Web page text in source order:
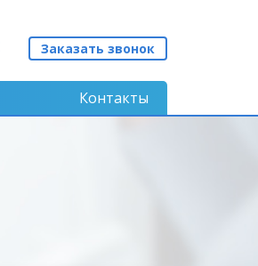
Заказать звонок
Контакты